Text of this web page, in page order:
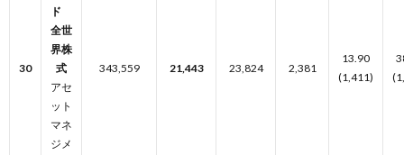
30
ド
全世
界株
式
アセ
ット
マネ
ジメ
343,559 21,443 23,824 2,381
13.90
(1,411)